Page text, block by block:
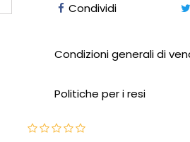
Condividi
Condizioni generali di
Politiche per i resi